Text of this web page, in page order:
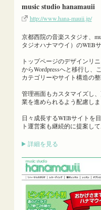
music studio hanamauii
http://www.hana-mauii.jp/
京都西院の音楽スタジオ、
タジオハナマウイ）のWEB
トップページのデザインリ
からWordpressへと移行し、
カテゴリーやサイト構造の整
管理画面もカスタマイズし
業を進められるよう配慮しま
日々成長するWEBサイトを
ト運営案も継続的に提案して
詳細を見る